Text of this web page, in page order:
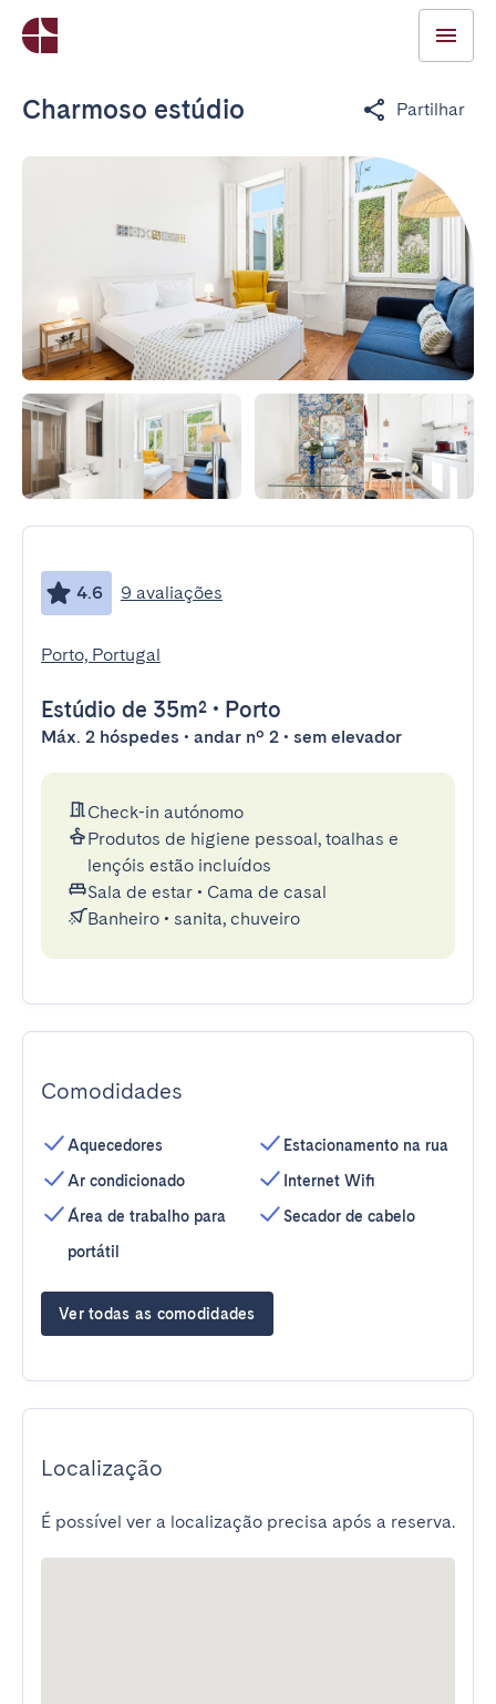
Charmoso estúdio Partilhar
4.6 9 avaliações
Porto, Portugal
Estúdio de 35m² • Porto
Máx. 2 hóspedes • andar nº 2 • sem elevador
Check-in autónomo
Produtos de higiene pessoal, toalhas e
lençóis estão incluídos
Sala de estar • Cama de casal
Banheiro • sanita, chuveiro
Comodidades
Aquecedores
Ar condicionado
Área de trabalho para
portátil
Estacionamento na rua
Internet Wifi
Secador de cabelo
Ver todas as comodidades
Localização
É possível ver a localização precisa após a reserva.